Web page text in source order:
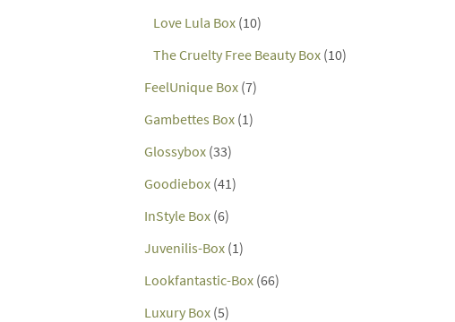
Love Lula Box (10)
The Cruelty Free Beauty Box (10)
FeelUnique Box (7)
Gambettes Box (1)
Glossybox (33)
Goodiebox (41)
InStyle Box (6)
Juvenilis-Box (1)
Lookfantastic-Box (66)
Luxury Box (5)